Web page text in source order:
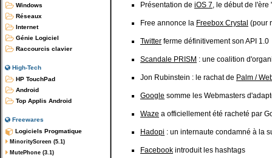
Windows
Réseaux
Internet
Génie Logiciel
Raccourcis clavier
High-Tech
HP TouchPad
Android
Top Applis Android
Freewares
Logiciels Progmatique
MinorityScreen (5.1)
MutePhone (3.1)
Présentation de iOS 7, le début de l'ère
Free annonce la Freebox Crystal (pour
Twitter ferme définitivement son API 1.0
Scandale PRISM : une coalition
Jon Rubinstein : le rachat de Palm /
Google somme les Webmasters
Waze a officiellement été racheté par
Hadopi : un internaute condamné à la
Facebook introduit les hashtags